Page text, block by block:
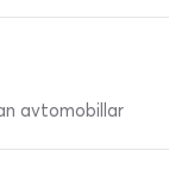
avtomobillar